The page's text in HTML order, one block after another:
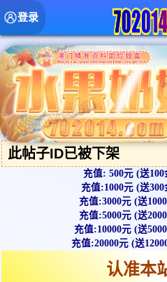
登录
此帖子ID已被下架
充值: 500元 (送100
充值:1000元 (送300
充值:3000元 (送
充值:5000元 (送
充值:10000元 (送
充值:20000元 (送
认准本